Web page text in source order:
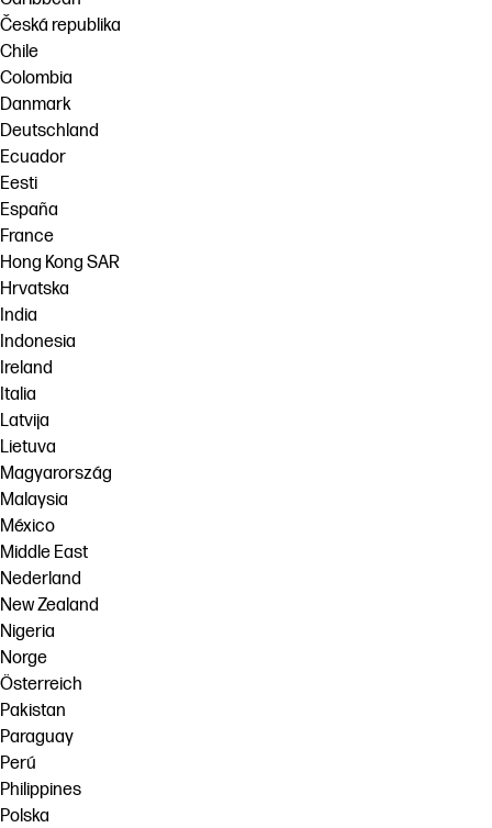
Česká republika
Chile
Colombia
Danmark
Deutschland
Ecuador
Eesti
España
France
Hong Kong SAR
Hrvatska
India
Indonesia
Ireland
Italia
Latvija
Lietuva
Magyarország
Malaysia
México
Middle East
Nederland
New Zealand
Nigeria
Norge
Österreich
Pakistan
Paraguay
Perú
Philippines
Polska